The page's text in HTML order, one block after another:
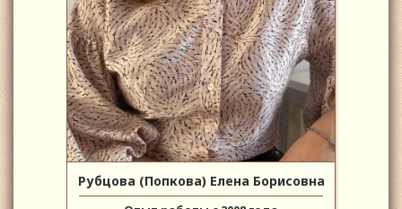
Рубцова (Попкова) Елена Борисовна